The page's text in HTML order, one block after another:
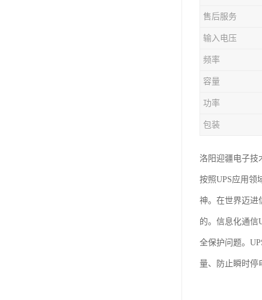
售后服务
输入电压
频率
容量
功率
包装
洛阳迎疆电子技
按照UPS应用领
神。在世界迈进
的。信息化通信
全保护问题。
量、防止瞬时停